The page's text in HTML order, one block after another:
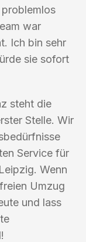
war
Ich bin sehr
sie sofort
steht die
Stelle. Wir
Service für
Wenn
Umzug
und lass